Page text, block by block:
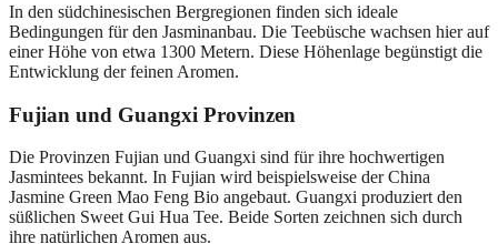
In den südchinesischen Bergregionen finden sich ideale
Bedingungen für den Jasminanbau. Die Teebüsche wachsen hier auf
einer Höhe von etwa 1300 Metern. Diese Höhenlage begünstigt die
Entwicklung der feinen Aromen.
Fujian und Guangxi Provinzen
Die Provinzen Fujian und Guangxi sind für ihre hochwertigen
Jasmintees bekannt. In Fujian wird beispielsweise der China
Jasmine Green Mao Feng Bio angebaut. Guangxi produziert den
süßlichen Sweet Gui Hua Tee. Beide Sorten zeichnen sich durch
ihre natürlichen Aromen aus.